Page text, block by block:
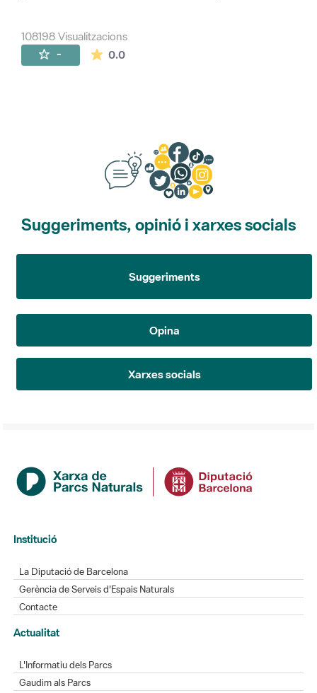
108198 Visualitzacions
- 0.0La mitjana de les valoracions és de 0
Suggeriments, opinió i xarxes socials
Suggeriments
Opina
Xarxes socials
Institució
La Diputació de Barcelona
Gerència de Serveis d'Espais Naturals
Contacte
Actualitat
L'Informatiu dels Parcs
Gaudim als Parcs